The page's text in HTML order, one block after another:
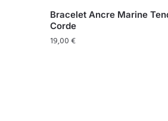
Bracelet Ancre Marine
Corde
19,00€